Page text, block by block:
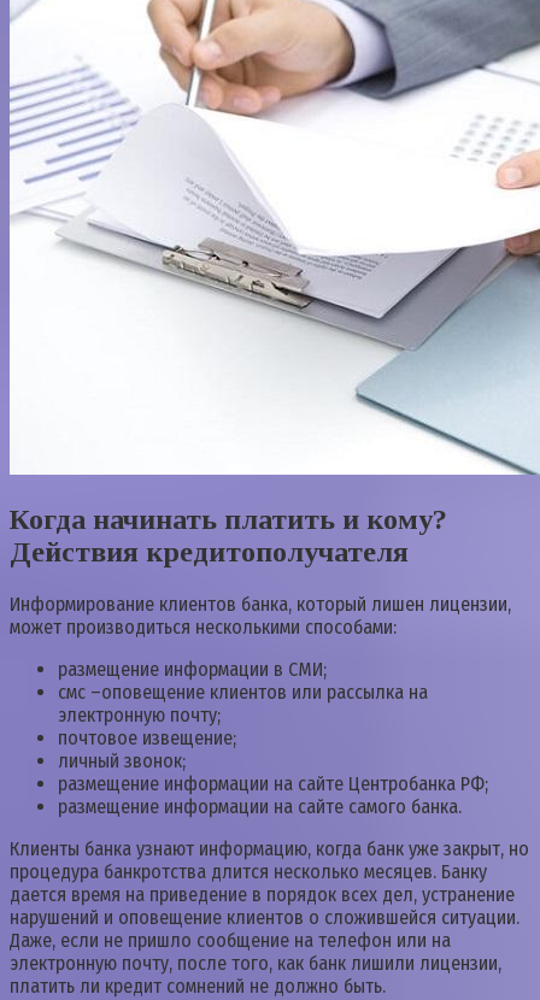
Когда начинать платить и кому?
Действия кредитополучателя
Информирование клиентов банка, который лишен лицензии,
может производиться несколькими способами:
размещение информации в СМИ;
смс –оповещение клиентов или рассылка на
электронную почту;
почтовое извещение;
личный звонок;
размещение информации на сайте Центробанка РФ;
размещение информации на сайте самого банка.
Клиенты банка узнают информацию, когда банк уже закрыт, но
процедура банкротства длится несколько месяцев. Банку
дается время на приведение в порядок всех дел, устранение
нарушений и оповещение клиентов о сложившейся ситуации.
Даже, если не пришло сообщение на телефон или на
электронную почту, после того, как банк лишили лицензии,
платить ли кредит сомнений не должно быть.